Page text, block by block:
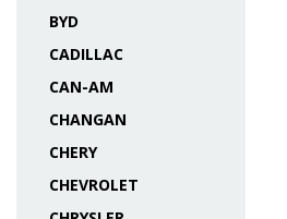
BYD
CADILLAC
CAN-AM
CHANGAN
CHERY
CHEVROLET